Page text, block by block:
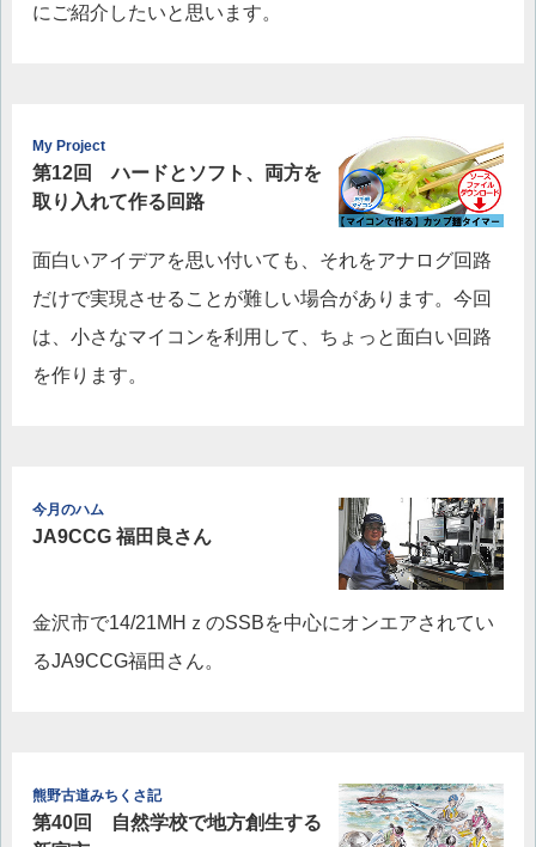
にご紹介したいと思います。
My Project
第12回 ハードとソフト、両方を
取り入れて作る回路
面白いアイデアを思い付いても、それをアナログ回路
だけで実現させることが難しい場合があります。今回
は、小さなマイコンを利用して、ちょっと面白い回路
を作ります。
今月のハム
JA9CCG 福田良さん
金沢市で14/21MHｚのSSBを中心にオンエアされてい
るJA9CCG福田さん。
熊野古道みちくさ記
第40回 自然学校で地方創生する